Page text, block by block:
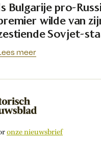
Bulgarije pro-
wilde van
Sovjet-
meer
onze nieuwsbrief